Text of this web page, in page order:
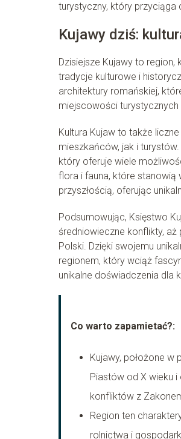
turystyczny, który przyciąga
Kujawy dziś:
Dzisiejsze Kujawy to
tradycje kulturowe i
architektury romańskiej,
miejscowości
Kultura Kujaw to także
mieszkańców, jak i
który oferuje wiele
flora i fauna, które stanowią
przyszłością, oferując
Podsumowując, Księstwo
średniowieczne konflikty,
Polski. Dzięki swojemu
regionem, który wciąż
unikalne doświadczenia dla
Co warto zapamietać?:
Kujawy, położone
Piastów od X wieku
konfliktów z
Region ten
rolnictwa i